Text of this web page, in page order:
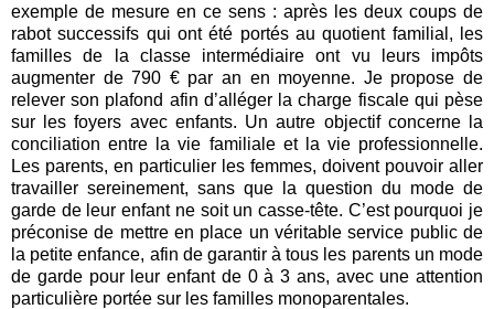
exemple de mesure en ce sens : après les deux coups de
rabot successifs qui ont été portés au quotient familial, les
familles de la classe intermédiaire ont vu leurs impôts
augmenter de 790 € par an en moyenne. Je propose de
relever son plafond afin d’alléger la charge fiscale qui pèse
sur les foyers avec enfants. Un autre objectif concerne la
conciliation entre la vie familiale et la vie professionnelle.
Les parents, en particulier les femmes, doivent pouvoir aller
travailler sereinement, sans que la question du mode de
garde de leur enfant ne soit un casse-tête. C’est pourquoi je
préconise de mettre en place un véritable service public de
la petite enfance, afin de garantir à tous les parents un mode
de garde pour leur enfant de 0 à 3 ans, avec une attention
particulière portée sur les familles monoparentales.